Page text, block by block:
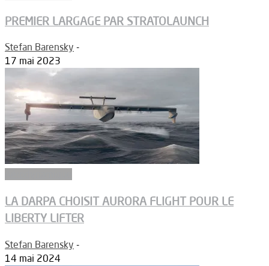
PREMIER LARGAGE PAR STRATOLAUNCH
Stefan Barensky -
17 mai 2023
LA DARPA CHOISIT AURORA FLIGHT POUR LE
LIBERTY LIFTER
Stefan Barensky -
14 mai 2024